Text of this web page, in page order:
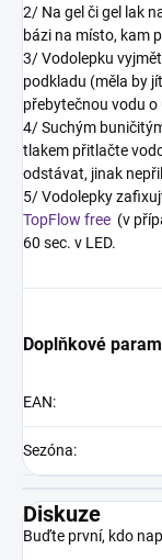
2/ Na gel či gel lak
bázi na místo, kam
3/ Vodolepku
podkladu (měla by
přebytečnou vodu
4/ Suchým
tlakem přitlačte
odstávat, jinak
5/ Vodolepky
TopFlow free (v
60 sec. v LED.
Doplňkové
EAN:
Sezóna:
Diskuze
Buďte první, kdo